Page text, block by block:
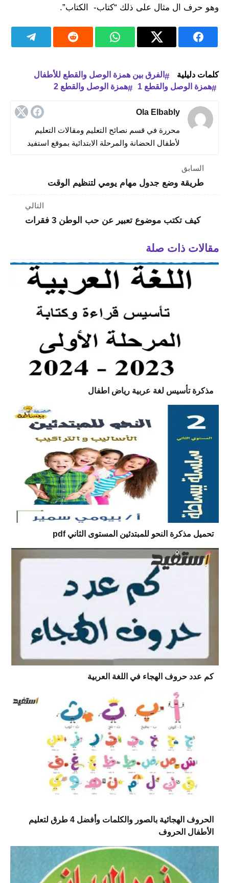
وهو حرف ال مثال على ذلك “كتاب- الكتاب”.
كلمات دليلية
الفرق بين همزة الوصل والقطع للأطفال
همزة الوصل والقطع 1
همزة الوصل والقطع 2
Ola Elbably
محررة في قسم نصائح التعليم ومقالات التعليم
لأطفال الحضانة والمرحلة الابتدائية بموقع استفيد
السابق
طريقة وضع جدول مهام يومي لتنظيم الوقت
التالي
كيف تكتب موضوع تعبير عن حب الوطن 3 فقرات
مقالات ذات صلة
مذكرة تأسيس لغة عربية رياض اطفال
تحميل مذكرة النحو للمبتدئين المستوى الثاني pdf
كم عدد حروف الهجاء في اللغة العربية
الحروف الهجائية بالصور والكلمات وأفضل 4 طرق لتعليم
الأطفال الحروف